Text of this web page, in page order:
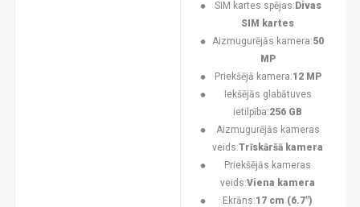
SIM kartes spējas: Divas
SIM kartes
Aizmugurējās kamera:50
MP
Priekšējā kamera:12 MP
Iekšējās glabātuves
ietilpība:256 GB
Aizmugurējās kameras
veids:Trīskāršā kamera
Priekšējās kameras
veids:Viena kamera
Ekrāns:17 cm (6.7")